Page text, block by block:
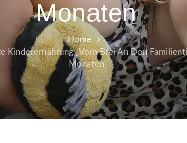
Monaten
Home
Kinderernährung „Vom Brei An Den
Monaten